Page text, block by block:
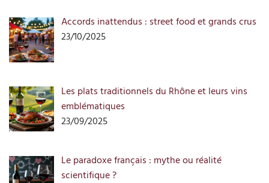
Accords inattendus : street food et grands crus
23/10/2025
Les plats traditionnels du Rhône et leurs vins
emblématiques
23/09/2025
Le paradoxe français : mythe ou réalité
scientifique ?